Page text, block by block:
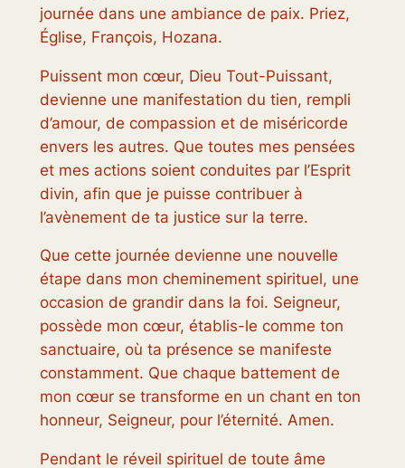
journée dans une ambiance de paix. Priez,
Église, François, Hozana.
Puissent mon cœur, Dieu Tout-Puissant,
devienne une manifestation du tien, rempli
d’amour, de compassion et de miséricorde
envers les autres. Que toutes mes pensées
et mes actions soient conduites par l’Esprit
divin, afin que je puisse contribuer à
l’avènement de ta justice sur la terre.
Que cette journée devienne une nouvelle
étape dans mon cheminement spirituel, une
occasion de grandir dans la foi. Seigneur,
possède mon cœur, établis-le comme ton
sanctuaire, où ta présence se manifeste
constamment. Que chaque battement de
mon cœur se transforme en un chant en ton
honneur, Seigneur, pour l’éternité. Amen.
Pendant le réveil spirituel de toute âme